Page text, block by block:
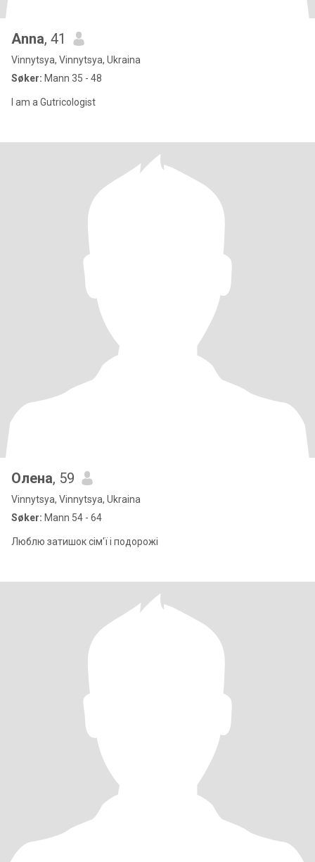
Anna, 41
Vinnytsya, Vinnytsya, Ukraina
Søker: Mann 35 - 48
I am a Gutricologist
Олена, 59
Vinnytsya, Vinnytsya, Ukraina
Søker: Mann 54 - 64
Люблю затишок сім'ї і подорожі